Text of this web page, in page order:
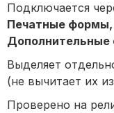
Подключается
Печатные формы,
Дополнительные
Выделяет
(не вычитает их
Проверено на